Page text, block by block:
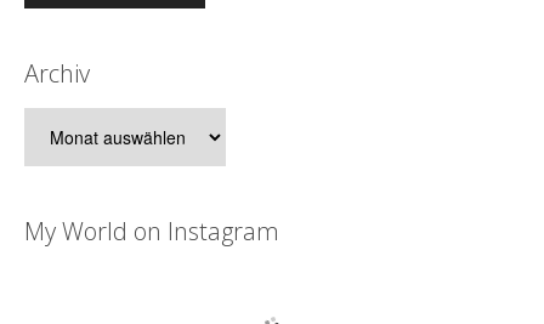
Archiv
My World on Instagram